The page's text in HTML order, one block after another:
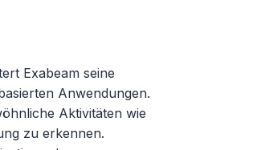
Exabeam seine
Anwendungen.
Aktivitäten wie
zu erkennen.